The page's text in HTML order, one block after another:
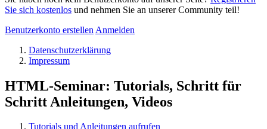
Sie sich kostenlos und nehmen Sie an unserer Community teil!
Benutzerkonto erstellen Anmelden
Datenschutzerklärung
Impressum
HTML-Seminar: Tutorials, Schritt für
Schritt Anleitungen, Videos
Tutorials und Anleitungen aufrufen